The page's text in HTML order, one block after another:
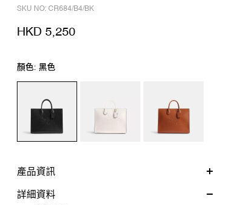
SKU NO: CR684/B4/BK
HKD 5,250
顏色: 黑色
產品資訊
詳細資料